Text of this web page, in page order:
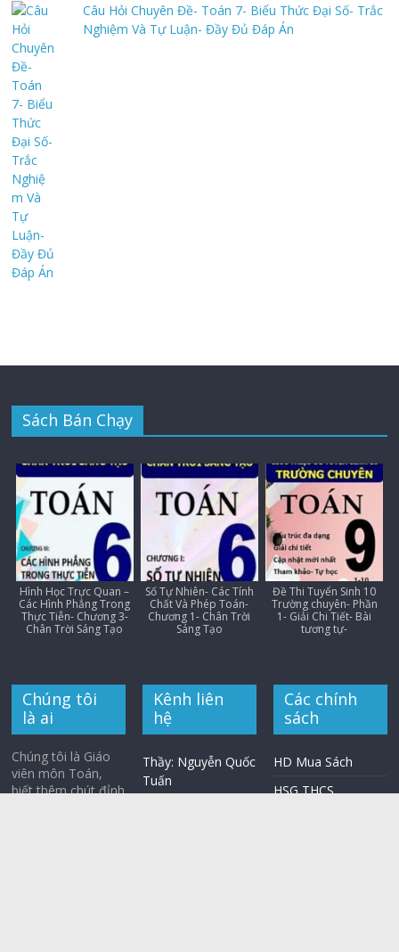
Câu Hỏi Chuyên Đề- Toán 7- Biểu Thức Đại Số- Trắc
Nghiệm Và Tự Luận- Đầy Đủ Đáp Án
Sách Bán Chạy
Hình Học Trực Quan –
Các Hình Phẳng Trong
Thực Tiễn- Chương 3-
Chân Trời Sáng Tạo
Số Tự Nhiên- Các Tính
Chất Và Phép Toán-
Chương 1- Chân Trời
Sáng Tạo
Đề Thi Tuyển Sinh 10
Trường chuyên- Phần
1- Giải Chi Tiết- Bài
tương tự-
Chúng tôi
là ai
Chúng tôi là Giáo
viên môn Toán,
biết thêm chút đỉnh
Kênh liên
hệ
Thầy: Nguyễn Quốc
Tuấn
Các chính
sách
HD Mua Sách
HSG THCS